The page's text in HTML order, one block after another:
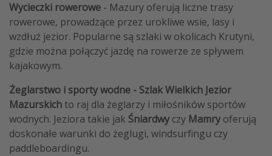
Wycieczki rowerowe - Mazury oferują liczne trasy
rowerowe, prowadzące przez urokliwe wsie, lasy i
wzdłuż jezior. Popularne są szlaki w okolicach Krutyni,
gdzie można połączyć jazdę na rowerze ze spływem
kajakowym. ​
Żeglarstwo i sporty wodne - Szlak Wielkich Jezior
Mazurskich to raj dla żeglarzy i miłośników sportów
wodnych. Jeziora takie jak Śniardwyczy Mamryoferują
doskonałe warunki do żeglugi, windsurfingu czy
paddleboardingu. ​